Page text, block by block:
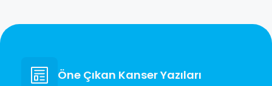
Öne Çıkan Kanser Yazıları